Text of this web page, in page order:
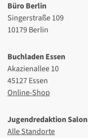
Büro Berlin
Singerstraße 109
10179 Berlin
Buchladen Essen
Akazienallee 10
45127 Essen
Online-Shop
Jugendredaktion
Alle Standorte